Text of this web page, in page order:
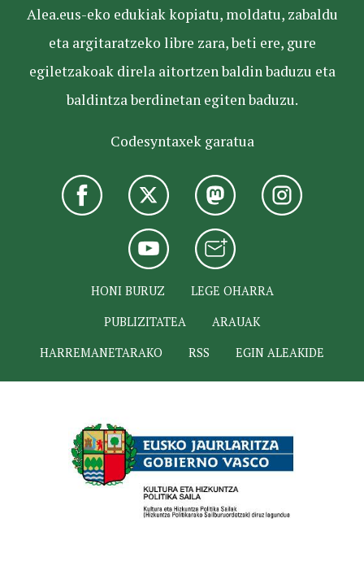
Alea.eus-eko edukiak kopiatu, moldatu, zabaldu
eta argitaratzeko libre zara, beti ere, gure
egiletzakoak direla aitortzen baldin baduzu eta
baldintza berdinetan egiten baduzu.
Codesyntaxek garatua
HONI BURUZ
LEGE OHARRA
PUBLIZITATEA
ARAUAK
HARREMANETARAKO
RSS EGIN ALEAKIDE